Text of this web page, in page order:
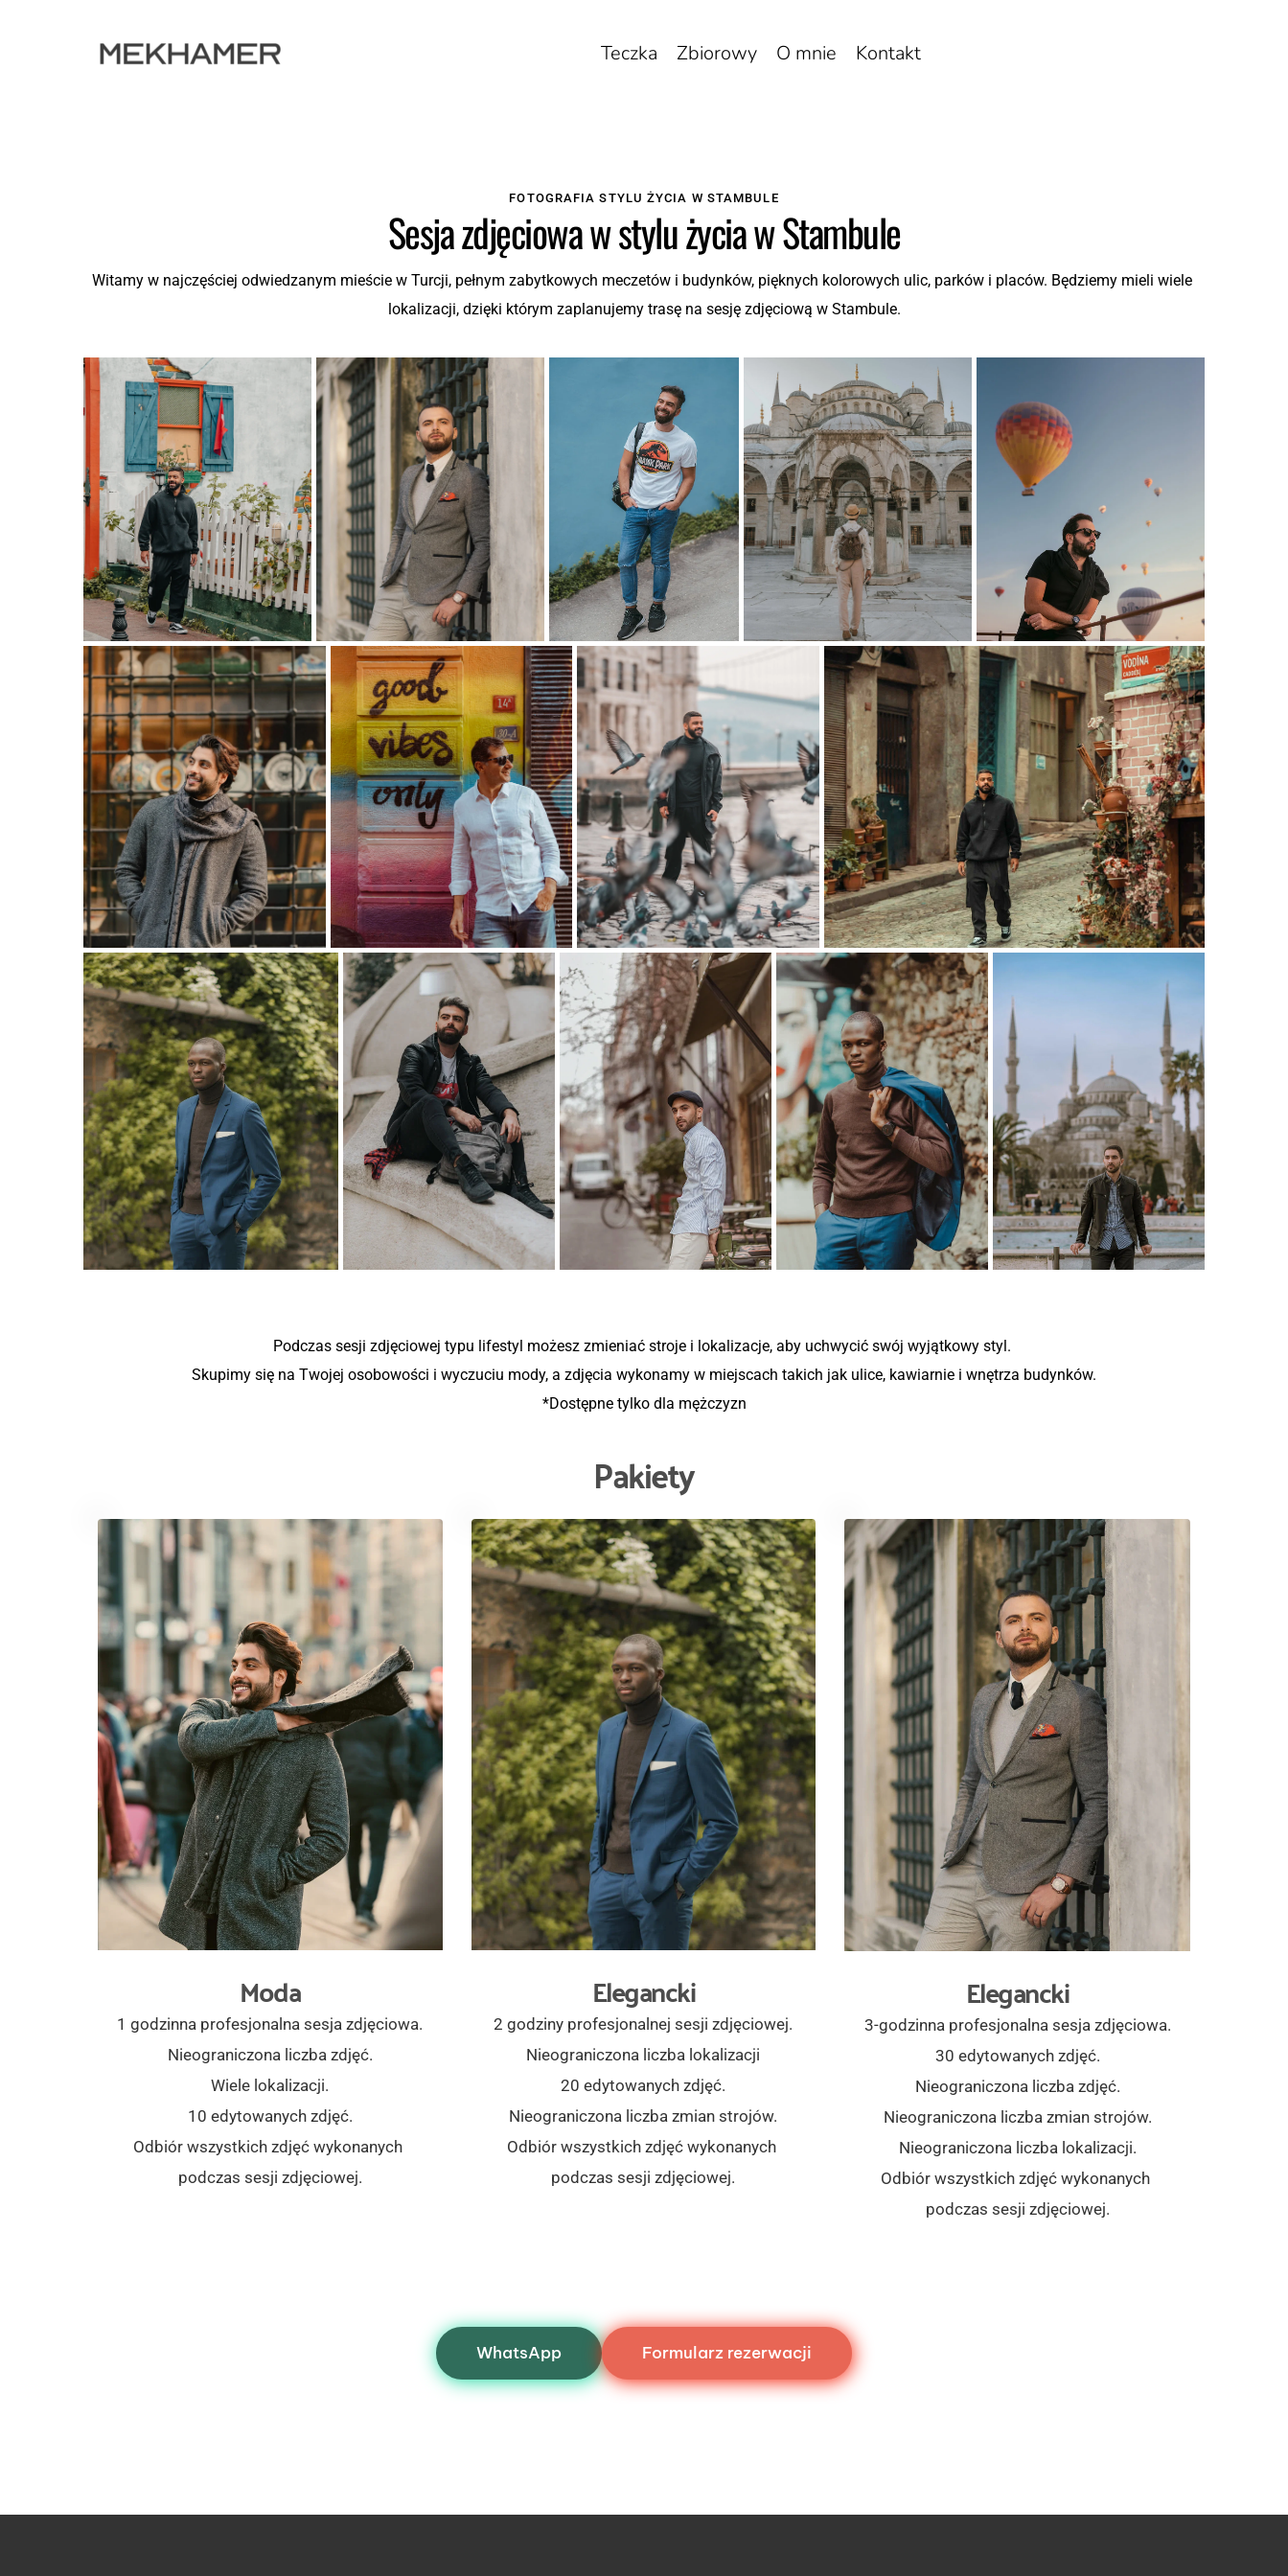
Teczka Zbiorowy O mnie Kontakt
FOTOGRAFIA STYLU ŻYCIA W STAMBULE
Sesja zdjęciowa w stylu życia w Stambule
Witamy w najczęściej odwiedzanym mieście w Turcji, pełnym zabytkowych meczetów i budynków, pięknych kolorowych ulic, parków i placów. Będziemy mieli wiele
lokalizacji, dzięki którym zaplanujemy trasę na sesję zdjęciową w Stambule.
Podczas sesji zdjęciowej typu lifestyl możesz zmieniać stroje i lokalizacje, aby uchwycić swój wyjątkowy styl.
Skupimy się na Twojej osobowości i wyczuciu mody, a zdjęcia wykonamy w miejscach takich jak ulice, kawiarnie i wnętrza budynków.
*Dostępne tylko dla mężczyzn
Pakiety
Moda
1 godzinna profesjonalna sesja zdjęciowa.
Nieograniczona liczba zdjęć.
Wiele lokalizacji.
10 edytowanych zdjęć.
Odbiór wszystkich zdjęć wykonanych
podczas sesji zdjęciowej.
Elegancki
2 godziny profesjonalnej sesji zdjęciowej.
Nieograniczona liczba lokalizacji
20 edytowanych zdjęć.
Nieograniczona liczba zmian strojów.
Odbiór wszystkich zdjęć wykonanych
podczas sesji zdjęciowej.
Elegancki
3-godzinna profesjonalna sesja zdjęciowa.
30 edytowanych zdjęć.
Nieograniczona liczba zdjęć.
Nieograniczona liczba zmian strojów.
Nieograniczona liczba lokalizacji.
Odbiór wszystkich zdjęć wykonanych
podczas sesji zdjęciowej.
WhatsApp Formularz rezerwacji